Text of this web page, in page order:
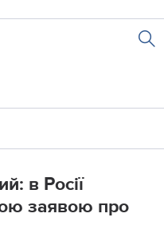
в Росії
заявою про